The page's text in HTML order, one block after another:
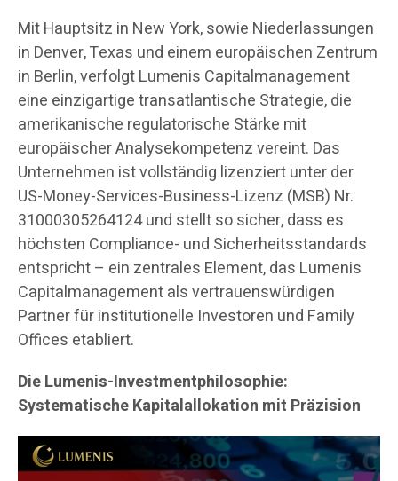
Mit Hauptsitz in New York, sowie Niederlassungen
in Denver, Texas und einem europäischen Zentrum
in Berlin, verfolgt Lumenis Capitalmanagement
eine einzigartige transatlantische Strategie, die
amerikanische regulatorische Stärke mit
europäischer Analysekompetenz vereint. Das
Unternehmen ist vollständig lizenziert unter der
US-Money-Services-Business-Lizenz (MSB) Nr.
31000305264124 und stellt so sicher, dass es
höchsten Compliance- und Sicherheitsstandards
entspricht – ein zentrales Element, das Lumenis
Capitalmanagement als vertrauenswürdigen
Partner für institutionelle Investoren und Family
Offices etabliert.
Die Lumenis-Investmentphilosophie:
Systematische Kapitalallokation mit Präzision